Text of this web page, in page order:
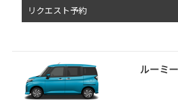
リクエスト予約
ルーミー